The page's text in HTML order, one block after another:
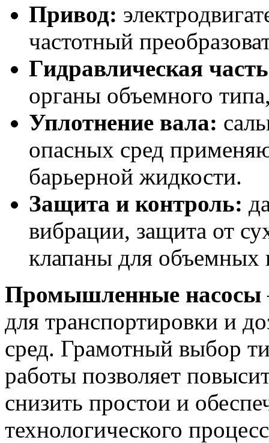
Привод:
частотный
Гидравлическая
органы объемного
Уплотнение вала:
опасных сред
барьерной жидкости.
Защита и контроль:
вибрации, защита от
клапаны для объемных
Промышленные насосы
для транспортировки и
сред. Грамотный выбор
работы позволяет
снизить простои и
технологического